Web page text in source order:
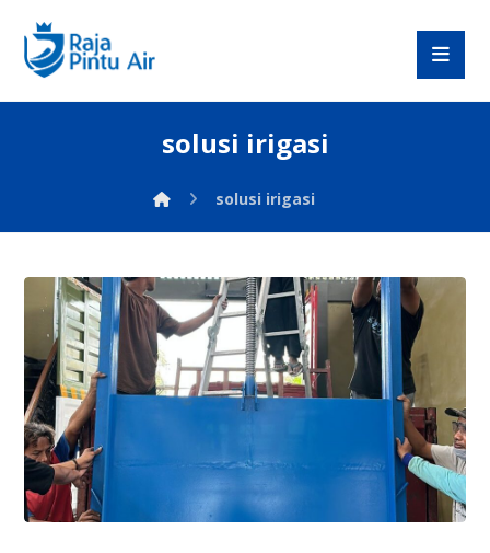
solusi irigasi
solusi irigasi